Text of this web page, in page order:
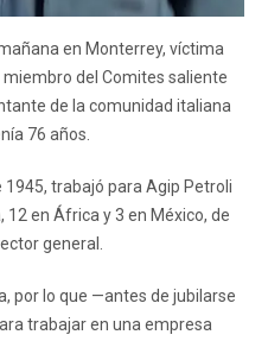
en Monterrey, víctima
del Comites saliente
de la comunidad italiana
76 años.
1945, trabajó para Agip Petroli
12 en África y 3 en México, de
general.
por lo que —antes de jubilarse
trabajar en una empresa